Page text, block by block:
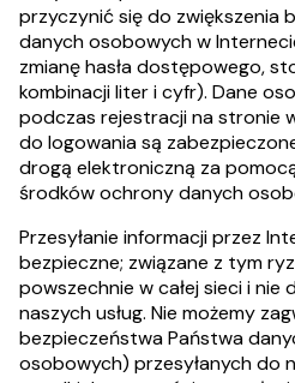
przyczynić się do zwiększenia
danych osobowych w
zmianę hasła dostępowego,
kombinacji liter i cyfr). Dane
podczas rejestracji na stronie
do logowania są
drogą elektroniczną za
środków ochrony danych
Przesyłanie informacji przez
bezpieczne; związane z tym
powszechnie w całej sieci i
naszych usług. Nie możemy
bezpieczeństwa Państwa
osobowych) przesyłanych do